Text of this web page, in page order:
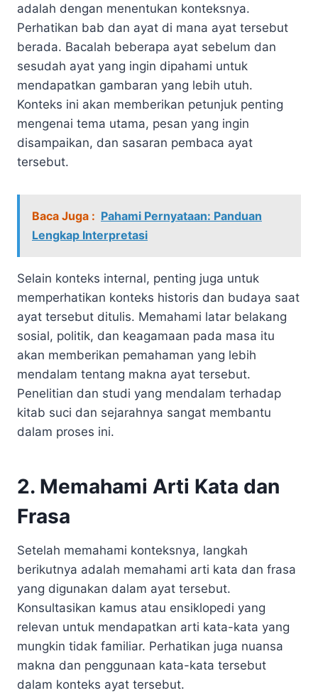
adalah dengan menentukan konteksnya.
Perhatikan bab dan ayat di mana ayat tersebut
berada. Bacalah beberapa ayat sebelum dan
sesudah ayat yang ingin dipahami untuk
mendapatkan gambaran yang lebih utuh.
Konteks ini akan memberikan petunjuk penting
mengenai tema utama, pesan yang ingin
disampaikan, dan sasaran pembaca ayat
tersebut.
Baca Juga : Pahami Pernyataan: Panduan
Lengkap Interpretasi
Selain konteks internal, penting juga untuk
memperhatikan konteks historis dan budaya saat
ayat tersebut ditulis. Memahami latar belakang
sosial, politik, dan keagamaan pada masa itu
akan memberikan pemahaman yang lebih
mendalam tentang makna ayat tersebut.
Penelitian dan studi yang mendalam terhadap
kitab suci dan sejarahnya sangat membantu
dalam proses ini.
2. Memahami Arti Kata dan
Frasa
Setelah memahami konteksnya, langkah
berikutnya adalah memahami arti kata dan frasa
yang digunakan dalam ayat tersebut.
Konsultasikan kamus atau ensiklopedi yang
relevan untuk mendapatkan arti kata-kata yang
mungkin tidak familiar. Perhatikan juga nuansa
makna dan penggunaan kata-kata tersebut
dalam konteks ayat tersebut.